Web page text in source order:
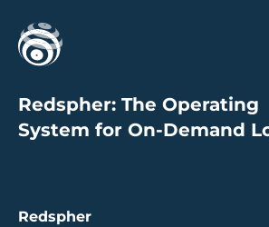
Redspher: The Operating
System for On-Demand
Redspher